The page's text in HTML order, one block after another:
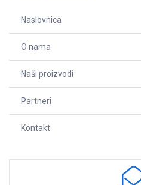
Naslovnica
O nama
Naši proizvodi
Partneri
Kontakt